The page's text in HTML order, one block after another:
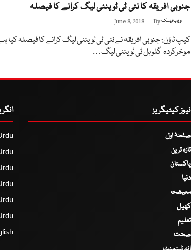
جنوبی افریقہ کا نئی ٹی ٹوینٹی لیگ کرانے کا فیصلہ
June 8, 2018 Byویب ڈیسک
کیپ ٹاؤن: جنوبی افریقہ نے نئی ٹی ٹوینٹی لیگ کرانے کا فیصلہ کیا
موخرکردہ گلوبل ٹی ٹوینٹی لیگ…
نیوز کیٹیگریز
صفحۂ اول
تازہ ترین
پاکستان
دنیا
معیشت
کھیل
تعلیم
صحت